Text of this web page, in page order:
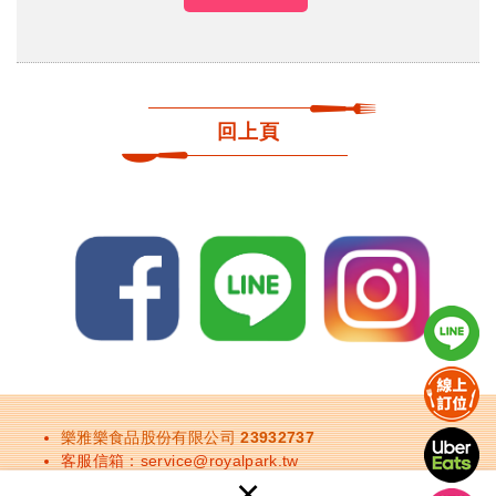
回上頁
樂雅樂食品股份有限公司 23932737
客服信箱：service@royalpark.tw
請點此進入訂位頁面